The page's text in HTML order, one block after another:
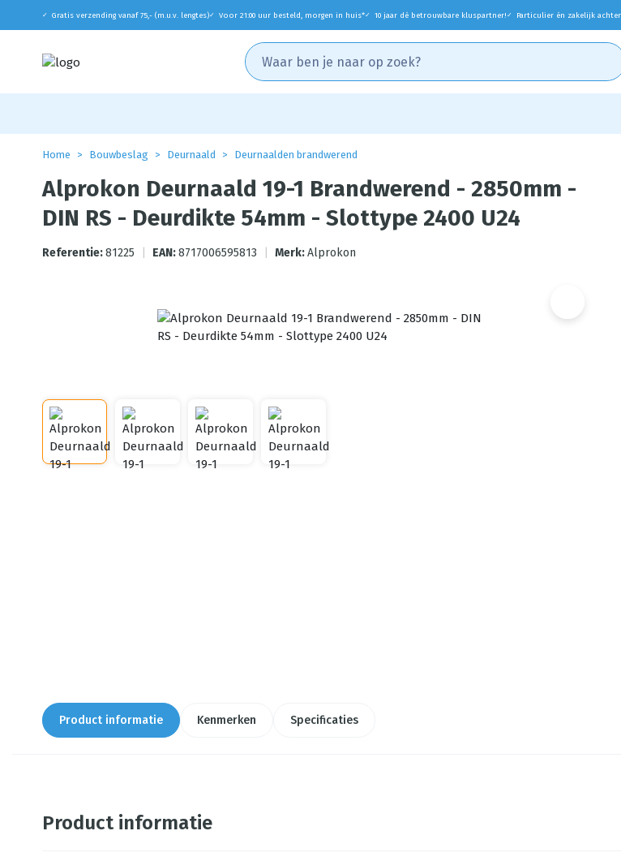
✓ Gratis verzending vanaf 75,- (m.u.v. lengtes)✓ Voor 21:00 uur besteld, morgen in huis*✓ 10 jaar dé betrouwbare kluspartner! ✓ Particulier én zakelijk
Home Bouwbeslag Deurnaald Deurnaalden brandwerend
Alprokon Deurnaald 19-1 Brandwerend - 2850mm -
DIN RS - Deurdikte 54mm - Slottype 2400 U24
Referentie:81225 EAN:8717006595813 Merk:Alprokon
Product informatie Kenmerken Specificaties
Product informatie